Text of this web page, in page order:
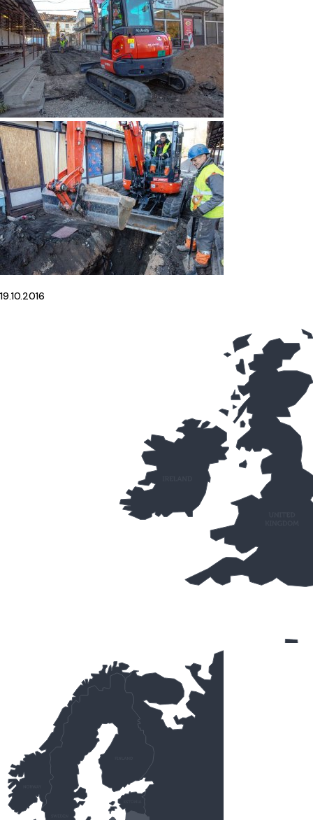
19.10.2016